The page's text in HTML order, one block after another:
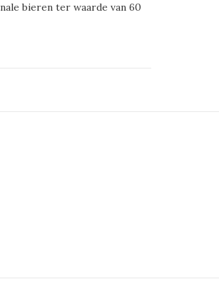
bieren ter waarde van 60